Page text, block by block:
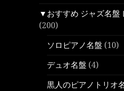
▼おすすめ ジャズ名盤
(200)
ソロピアノ名盤 (10)
デュオ名盤 (4)
黒人のピアノトリオ